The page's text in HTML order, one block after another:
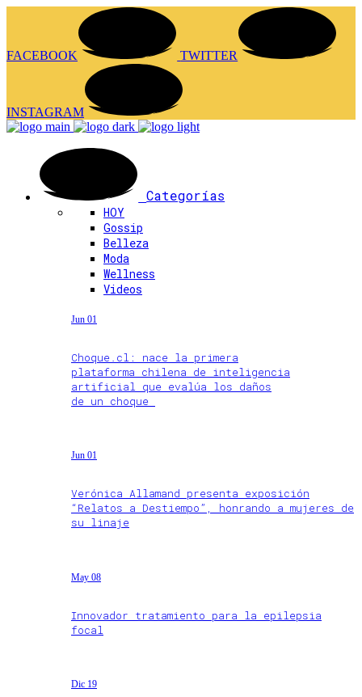
FACEBOOK TWITTER
INSTAGRAM
Categorías
HOY
Gossip
Belleza
Moda
Wellness
Videos
Jun 01
Choque.cl: nace la primera
plataforma chilena de inteligencia
artificial que evalúa los daños
de un choque
Jun 01
Verónica Allamand presenta exposición
“Relatos a Destiempo”, honrando a mujeres de
su linaje
May 08
Innovador tratamiento para la epilepsia
focal
Dic 19